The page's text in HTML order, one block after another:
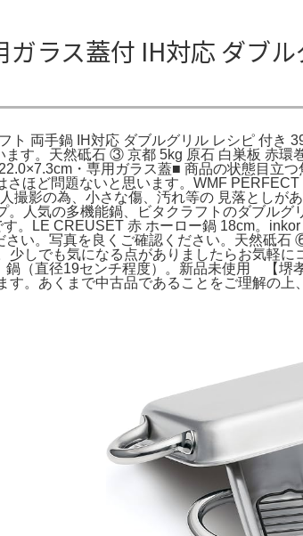
ラス蓋付 IH対応 ダブ
ト 両手鍋 IH対応 ダブルグリル レシピ 付き
す。天然砥石 ③ 京都 5kg 原石 白巣板 赤環
・専用ガラス蓋■ 商品の状態目立つ
ほど問題ないと思います。WMF
撮影の為、小さな傷、汚れ等の 見落としが
人気の多機能鍋、ビタクラフトのダブル
。LE CREUSET 赤 ホーロー鍋 18cm。
い。写真を良くご確認ください。天然砥
しでも気になる点がありましたらお気軽
（直径19センチ程度）。新品未使用 【
。あくまで中古品であることをご理解の上